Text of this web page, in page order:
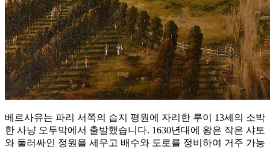
베르사유는 파리 서쪽의 습지 평원에 자리한 루이 13세의 소박
한 사냥 오두막에서 출발했습니다. 1630년대에 왕은 작은 샤토
와 둘러싸인 정원을 세우고 배수와 도로를 정비하여 거주 가능